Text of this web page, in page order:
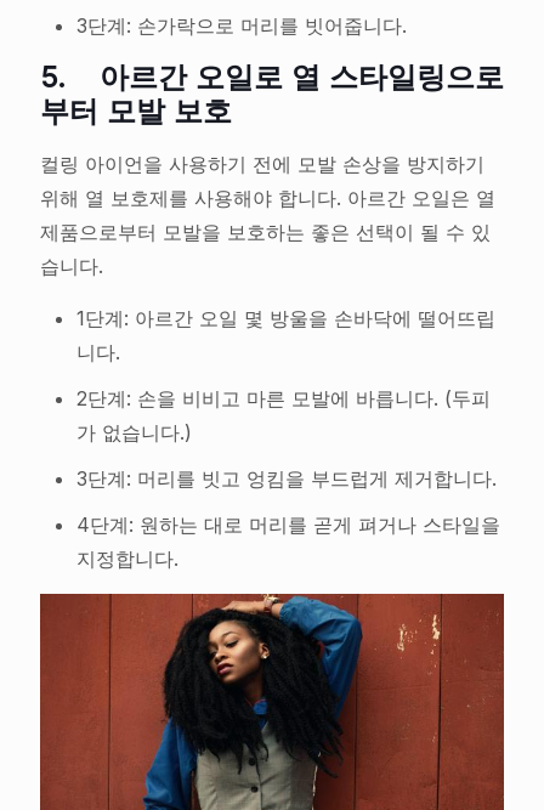
3단계: 손가락으로 머리를 빗어줍니다.
5. 아르간 오일로 열 스타일링으로
부터 모발 보호
컬링 아이언을 사용하기 전에 모발 손상을 방지하기
위해 열 보호제를 사용해야 합니다. 아르간 오일은 열
제품으로부터 모발을 보호하는 좋은 선택이 될 수 있
습니다.
1단계: 아르간 오일 몇 방울을 손바닥에 떨어뜨립
니다.
2단계: 손을 비비고 마른 모발에 바릅니다. (두피
가 없습니다.)
3단계: 머리를 빗고 엉킴을 부드럽게 제거합니다.
4단계: 원하는 대로 머리를 곧게 펴거나 스타일을
지정합니다.